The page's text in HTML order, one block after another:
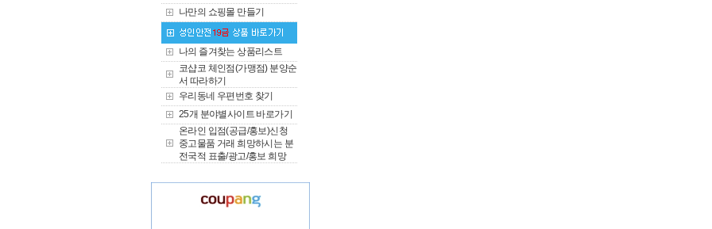
나만의 쇼핑몰 만들기
나의 즐겨찾는 상품리스트
코샵코 체인점(가맹점) 분양순
서 따라하기
우리동네 우편번호 찾기
25개 분야별사이트 바로가기
온라인 입점(공급/홍보)신청
중고물품 거래 희망하시는 분
전국적 표출/광고/홍보 희망